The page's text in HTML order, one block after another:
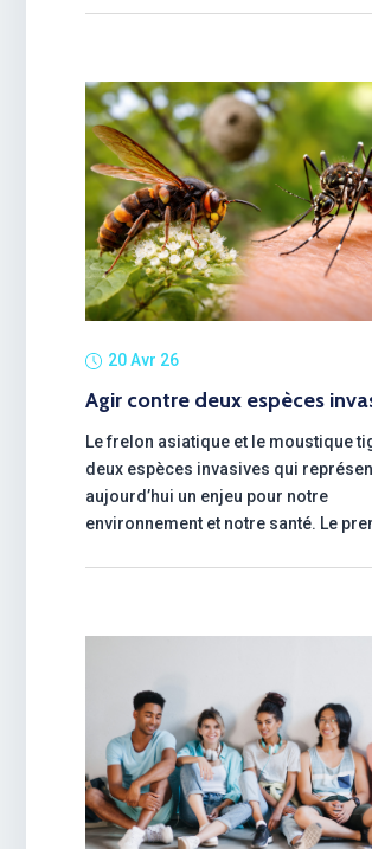
20 Avr 26
Agir contre deux espèces
Le frelon asiatique et le moustique
deux espèces invasives qui
aujourd’hui un enjeu pour notre
environnement et notre santé. Le